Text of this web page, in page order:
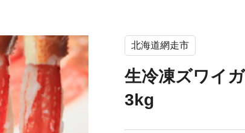
魚介類
野菜
旅行券・食事券
\20,001～30,000
\100,001～200,000
\5,000,001～10,000,000
市川三郷町
笛吹市
富士河口湖町
熱海市 伊豆市
沼津市
袋井市
和歌山県
島根県 海士町
北海道網走市
生冷凍ズワイ
3kg